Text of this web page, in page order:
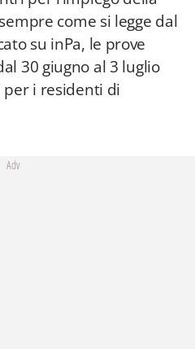
come si legge dal
su inPa, le prove
30 giugno al 3 luglio
per i residenti di
Adv